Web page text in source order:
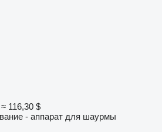
≈ 116,30 $
- аппарат для шаурмы